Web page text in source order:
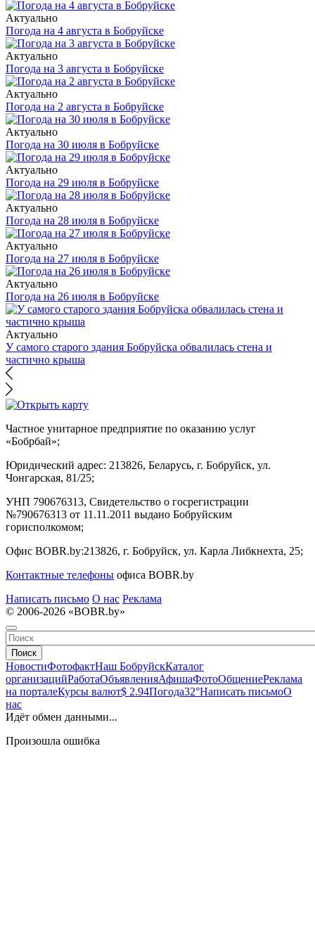
Актуально
Погода на 4 августа в Бобруйске
Актуально
Погода на 3 августа в Бобруйске
Актуально
Погода на 2 августа в Бобруйске
Актуально
Погода на 30 июля в Бобруйске
Актуально
Погода на 29 июля в Бобруйске
Актуально
Погода на 28 июля в Бобруйске
Актуально
Погода на 27 июля в Бобруйске
Актуально
Погода на 26 июля в Бобруйске
Актуально
У самого старого здания Бобруйска обвалилась стена и
частично крыша
Частное унитарное предприятие по оказанию услуг
«Бобрбай»;
Юридический адрес: 213826, Беларусь, г. Бобруйск, ул.
Чонгарская, 81/25;
УНП 790676313, Свидетельство о госрегистрации
№790676313 от 11.11.2011 выдано Бобруйским
горисполкомом;
Офис BOBR.by:213826, г. Бобруйск, ул. Карла Либкнехта, 25;
Контактные телефоны офиса BOBR.by
Написать письмо О нас Реклама
© 2006-2026 «BOBR.by»
Поиск
НовостиФотофактНаш БобруйскКаталог
организацийРаботаОбъявленияАфишаФотоОбщениеРеклама
на порталеКурсы валют$ 2.94Погода32°Написать письмоО
нас
Идёт обмен данными...
Произошла ошибка